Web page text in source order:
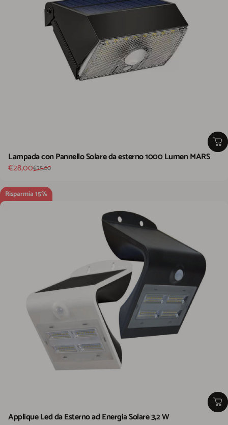
Lampada con Pannello Solare da esterno 1000 Lumen MARS
Prezzo scontato
€28,00
Prezzo di listino
€35,00
Risparmia 15%
Applique Led da Esterno ad Energia Solare 3,2 W